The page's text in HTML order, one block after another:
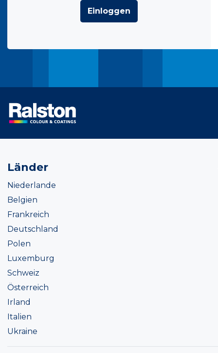
Einloggen
Länder
Niederlande
Belgien
Frankreich
Deutschland
Polen
Luxemburg
Schweiz
Österreich
Irland
Italien
Ukraine